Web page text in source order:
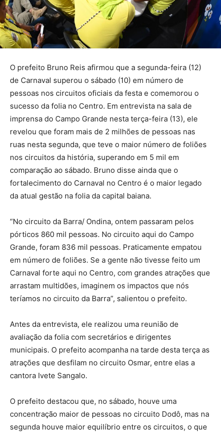
O prefeito Bruno Reis afirmou que a segunda-feira (12)
de Carnaval superou o sábado (10) em número de
pessoas nos circuitos oficiais da festa e comemorou o
sucesso da folia no Centro. Em entrevista na sala de
imprensa do Campo Grande nesta terça-feira (13), ele
revelou que foram mais de 2 milhões de pessoas nas
ruas nesta segunda, que teve o maior número de foliões
nos circuitos da história, superando em 5 mil em
comparação ao sábado. Bruno disse ainda que o
fortalecimento do Carnaval no Centro é o maior legado
da atual gestão na folia da capital baiana.
“No circuito da Barra/ Ondina, ontem passaram pelos
pórticos 860 mil pessoas. No circuito aqui do Campo
Grande, foram 836 mil pessoas. Praticamente empatou
em número de foliões. Se a gente não tivesse feito um
Carnaval forte aqui no Centro, com grandes atrações que
arrastam multidões, imaginem os impactos que nós
teríamos no circuito da Barra”, salientou o prefeito.
Antes da entrevista, ele realizou uma reunião de
avaliação da folia com secretários e dirigentes
municipais. O prefeito acompanha na tarde desta terça as
atrações que desfilam no circuito Osmar, entre elas a
cantora Ivete Sangalo.
O prefeito destacou que, no sábado, houve uma
concentração maior de pessoas no circuito Dodô, mas na
segunda houve maior equilíbrio entre os circuitos, o que